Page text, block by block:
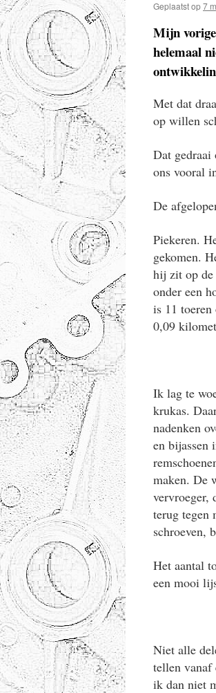
Geplaatst op7
Mijn
helemaal
Met dat
op willen
Dat
ons vooral
De
Piekeren.
gekomen.
hij zit op de
onder een
is 11 toeren
0,09
Ik lag te
krukas.
nadenken
en bijassen
maken. De
vervroeger,
terug tegen
schroeven,
Het aantal
een mooi
Niet alle
tellen vanaf
ik dan niet